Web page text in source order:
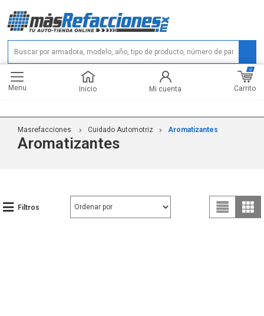
Menu Inicio Mi cuenta Carrito
0
Masrefacciones Cuidado Automotriz Aromatizantes
Aromatizantes
Filtros